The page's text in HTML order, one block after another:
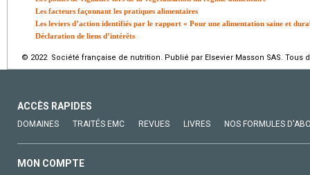
Les facteurs façonnant les pratiques alimentaires
Les leviers d’action identifiés par le rapport « Pour une alimentation saine et
Déclaration de liens d’intérêts
© 2022 Société française de nutrition. Publié par Elsevier Masson SAS. Tous
ACCÈS RAPIDES
DOMAINES TRAITÉS EMC REVUES LIVRES NOS FORMULES
MON COMPTE